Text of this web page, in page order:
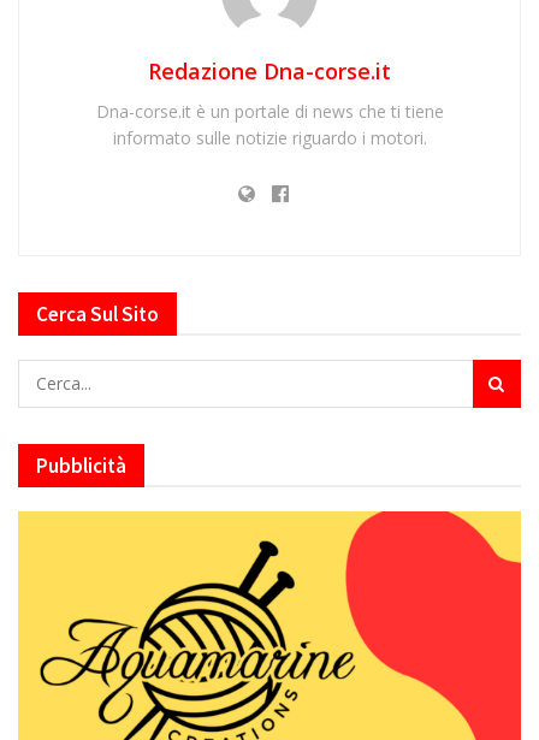
Redazione Dna-corse.it
Dna-corse.it è un portale di news che ti tiene
informato sulle notizie riguardo i motori.
Cerca Sul Sito
Pubblicità